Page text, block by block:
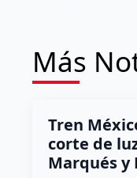
Más
Tren
corte de
Marqués y